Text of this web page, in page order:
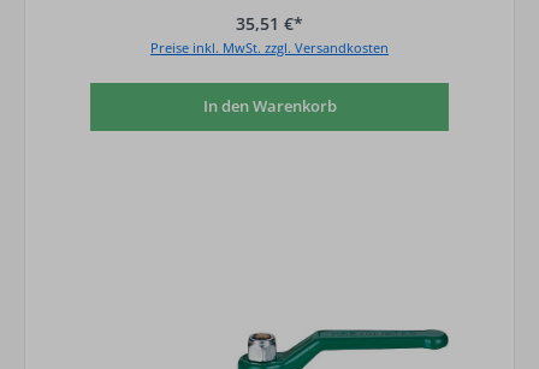
35,51 €*
Preise inkl. MwSt. zzgl. Versandkosten
In den Warenkorb